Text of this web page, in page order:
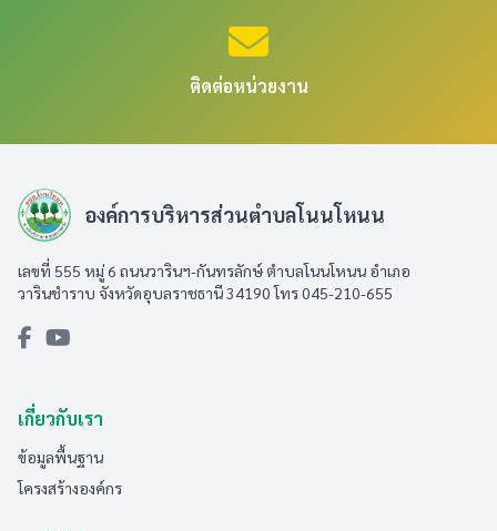
ติดต่อหน่วยงาน
องค์การบริหารส่วนตำบลโนนโหนน
เลขที่ 555 หมู่ 6 ถนนวารินฯ-กันทรลักษ์ ตำบลโนนโหนน อำเภอ
วารินชำราบ จังหวัดอุบลราชธานี 34190 โทร 045-210-655
เกี่ยวกับเรา
ข้อมูลพื้นฐาน
โครงสร้างองค์กร